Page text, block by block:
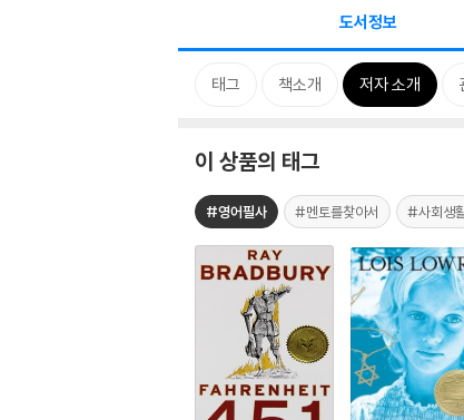
도서정보
태그 책소개 저자 소개
이 상품의 태그
#영어필사 #멘토를찾아서 #사회생